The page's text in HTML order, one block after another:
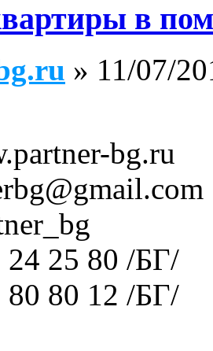
в
» 11/07/
bg.ru
24 25 80 /БГ/
80 80 12 /БГ/